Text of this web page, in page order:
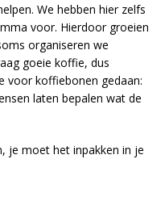
We hebben hier zelfs
voor. Hierdoor groeien
organiseren we
goeie koffie, dus
voor koffiebonen gedaan:
laten bepalen wat de
je moet het inpakken in je